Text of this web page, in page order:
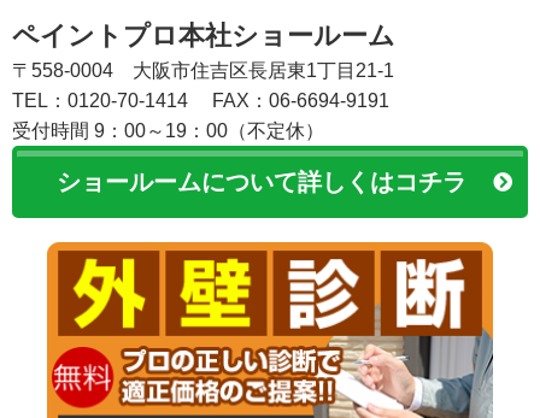
ペイントプロ本社ショールーム
〒558-0004 大阪市住吉区長居東1丁目21-1
TEL：0120-70-1414
FAX：06-6694-9191
受付時間 9：00～19：00（不定休）
ショールームについて詳しくはコチラ